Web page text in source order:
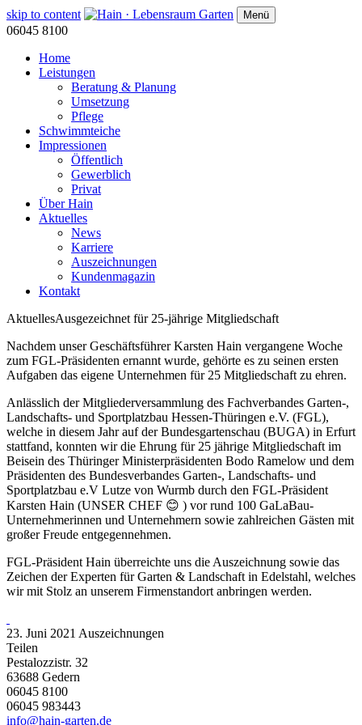
skip to content Menü
06045 8100
Home
Leistungen
Beratung & Planung
Umsetzung
Pflege
Schwimmteiche
Impressionen
Öffentlich
Gewerblich
Privat
Über Hain
Aktuelles
News
Karriere
Auszeichnungen
Kundenmagazin
Kontakt
AktuellesAusgezeichnet für 25-jährige Mitgliedschaft
Nachdem unser Geschäftsführer Karsten Hain vergangene Woche
zum FGL-Präsidenten ernannt wurde, gehörte es zu seinen ersten
Aufgaben das eigene Unternehmen für 25 Mitgliedschaft zu ehren.
Anlässlich der Mitgliederversammlung des Fachverbandes Garten-,
Landschafts- und Sportplatzbau Hessen-Thüringen e.V. (FGL),
welche in diesem Jahr auf der Bundesgartenschau (BUGA) in Erfurt
stattfand, konnten wir die Ehrung für 25 jährige Mitgliedschaft im
Beisein des Thüringer Ministerpräsidenten Bodo Ramelow und dem
Präsidenten des Bundesverbandes Garten-, Landschafts- und
Sportplatzbau e.V Lutze von Wurmb durch den FGL-Präsident
Karsten Hain (UNSER CHEF 😊 ) vor rund 100 GaLaBau-
Unternehmerinnen und Unternehmern sowie zahlreichen Gästen mit
großer Freude entgegennehmen.
FGL-Präsident Hain überreichte uns die Auszeichnung sowie das
Zeichen der Experten für Garten & Landschaft in Edelstahl, welches
wir mit Stolz an unserem Firmenstandort anbringen werden.
23. Juni 2021 Auszeichnungen
Teilen
Pestalozzistr. 32
63688 Gedern
06045 8100
06045 983443
info@hain-garten.de